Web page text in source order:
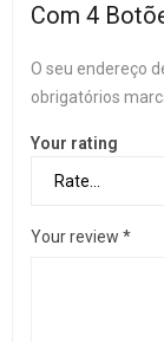
Com 4
O seu endereço
obrigatórios
Your rating
Your review *